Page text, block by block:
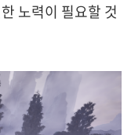
노력이 필요할 것